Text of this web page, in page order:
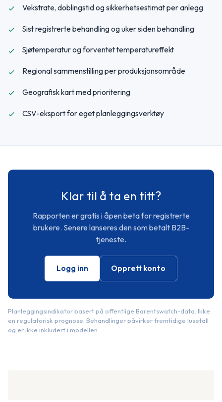
Vekstrate, doblingstid og sikkerhetsestimat per anlegg
Sist registrerte behandling og uker siden behandling
Sjøtemperatur og forventet temperatureffekt
Regional sammenstilling per produksjonsområde
Geografisk kart med prioritering
CSV-eksport for eget planleggingsverktøy
Klar til å ta en titt?
Rapporten er gratis i åpen beta for registrerte
brukere. Senere lanseres den som betalt B2B-
tjeneste.
Logg inn Opprett konto
Planleggingsindikator basert på offentlige Barentswatch-data. Ikke
en regulatorisk prognose. Behandlinger påvirker fremtidige lusetall
og er ikke inkludert i modellen.